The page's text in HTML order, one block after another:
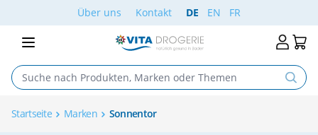
Skip to ContentÜber uns Kontakt DE EN FR
Startseite Marken Sonnentor